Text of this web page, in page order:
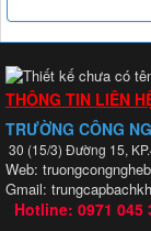
THÔNG TIN LIÊN
TRƯỜNG CÔNG
30 (15/3) Đường 15,
Web:
Gmail:
Hotline: 0971 045